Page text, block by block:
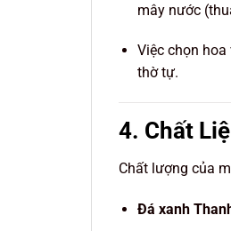
mây nước
Việc chọn
thờ tự.
4. Chất
Chất lượng của
Đá xanh